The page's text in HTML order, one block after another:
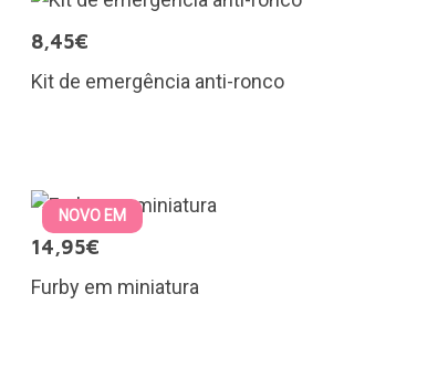
8,45€
Kit de emergência anti-ronco
NOVO EM
14,95€
Furby em miniatura